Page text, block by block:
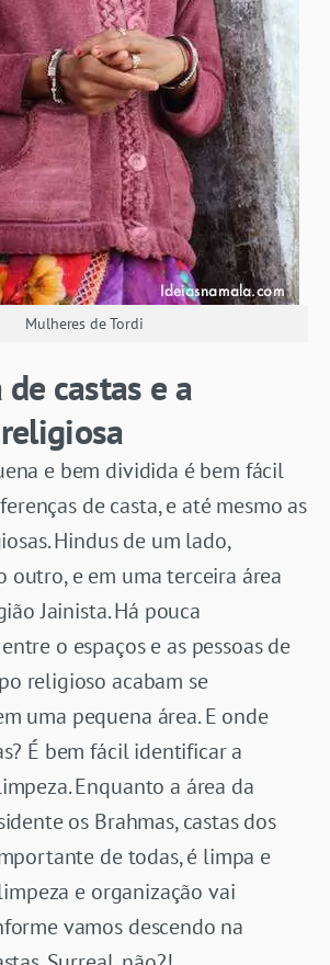
Mulheres de Tordi
castas e a
e bem dividida é bem fácil
de casta, e até mesmo as
Hindus de um lado,
outro, e em uma terceira área
Jainista. Há pouca
o espaços e as pessoas de
religioso acabam se
uma pequena área. E onde
É bem fácil identificar a
Enquanto a área da
os Brahmas, castas dos
de todas, é limpa e
e organização vai
vamos descendo na